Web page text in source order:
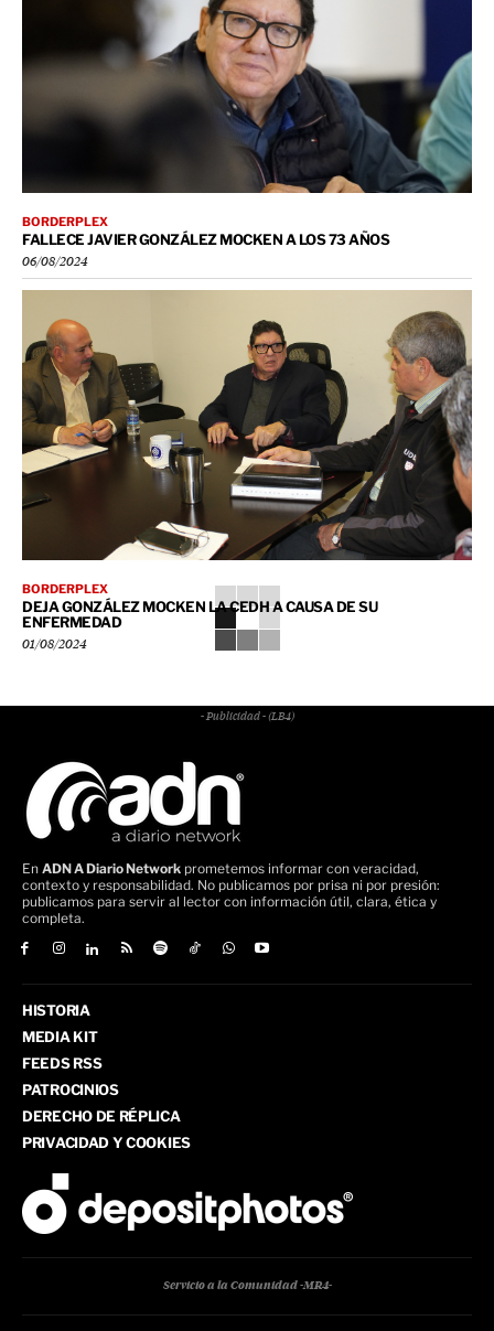
BORDERPLEX
FALLECE JAVIER GONZÁLEZ MOCKEN A LOS 73 AÑOS
06/08/2024
BORDERPLEX
DEJA GONZÁLEZ MOCKEN LA CEDH A CAUSA DE SU
ENFERMEDAD
01/08/2024
- Publicidad - (LB4)
En ADN A Diario Network prometemos informar con veracidad,
contexto y responsabilidad. No publicamos por prisa ni por presión:
publicamos para servir al lector con información útil, clara, ética y
completa.
HISTORIA
MEDIA KIT
FEEDS RSS
PATROCINIOS
DERECHO DE RÉPLICA
PRIVACIDAD Y COOKIES
Servicio a la Comunidad -MR4-